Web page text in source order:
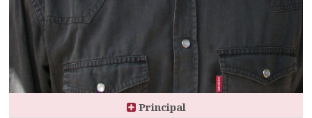
Principal